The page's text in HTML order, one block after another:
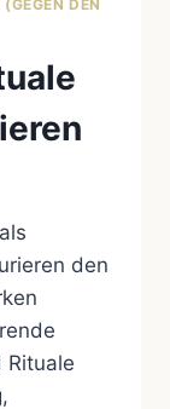
DEN
den
Rituale